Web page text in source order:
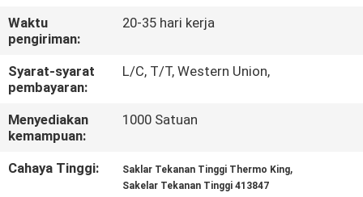
HUBUNGI
KAMI
BERITA
Waktu
pengiriman:
20-35 hari kerja
Syarat-syarat
pembayaran:
L/C, T/T, Western Union,
Menyediakan
kemampuan:
1000 Satuan
Cahaya Tinggi: Saklar Tekanan Tinggi Thermo King,
Sakelar Tekanan Tinggi 413847